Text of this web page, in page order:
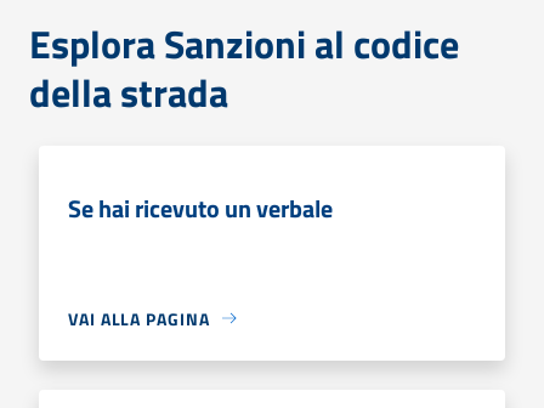
Esplora Sanzioni al codice
della strada
Se hai ricevuto un verbale
VAI ALLA PAGINA